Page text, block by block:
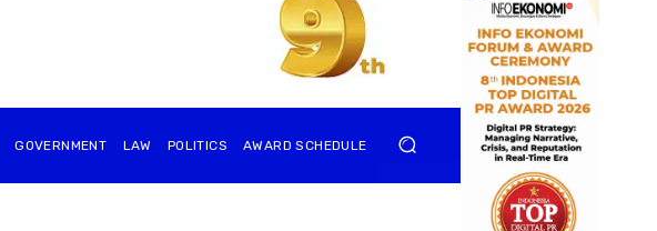
GOVERNMENT ⁠LAW POLITICS AWARD SCHEDULE